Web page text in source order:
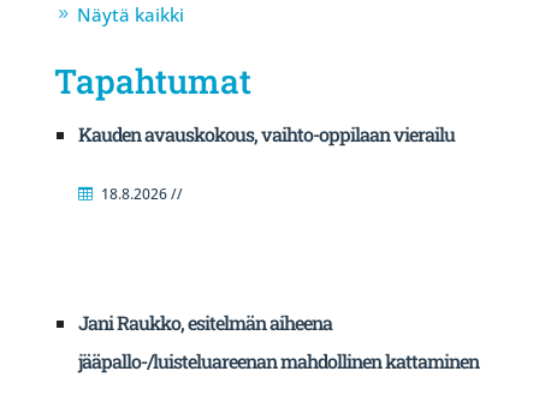
Näytä kaikki
Tapahtumat
Kauden avauskokous, vaihto-oppilaan vierailu
18.8.2026 //
Jani Raukko, esitelmän aiheena
jääpallo-/luisteluareenan mahdollinen kattaminen